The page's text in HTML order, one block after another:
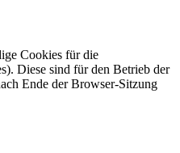
Cookies für die
Diese sind für den Betrieb der
Ende der Browser-Sitzung